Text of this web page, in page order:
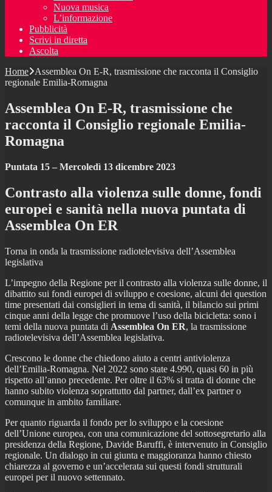
Nuova musica
L’informazione
Pubblicità
Scrivi in diretta
Ascolta
Home
Assemblea On E-R, trasmissione che racconta il Consiglio
regionale Emilia-Romagna
Assemblea On E-R, trasmissione che
racconta il Consiglio regionale Emilia-
Romagna
Puntata 15 – Mercoledì 13 dicembre 2023
Contrasto alla violenza sulle donne, fondi
europei e sanità nella nuova puntata di
Assemblea On ER
Torna in onda la trasmissione radiotelevisiva dell’Assemblea
legislativa
L’impegno della Regione per il contrasto alla violenza sulle donne, il
dibattito sui fondi europei di sviluppo e coesione, alcuni dei question
time presentati dai consiglieri in tema di sanità, il bilancio sui primi
cinque anni della legge che promuove l’uso della bicicletta: sono i
temi della nuova puntata di Assemblea On ER, la trasmissione
radiotelevisiva dell’Assemblea legislativa.
Crescono le donne che chiedono aiuto a centri antiviolenza
dell’Emilia-Romagna. Nel 2022 sono state 4.990, quasi 60 in più
rispetto all’anno precedente. Per oltre il 63% si tratta di donne che
hanno subito violenza soprattutto dal partner, dall’ex partner o
comunque in ambito familiare.
Per quanto riguarda il fondo per lo sviluppo e la coesione
dell’Unione europea, con una comunicazione del sottosegretario alla
presidenza della Regione, Davide Baruffi, è intervenuto in Consiglio
regionale. Un dialogo in cui giunta e maggioranza hanno chiesto
chiarezza al governo e un’accelerata sui questi fondi strutturali
europei per il nuovo settennato.